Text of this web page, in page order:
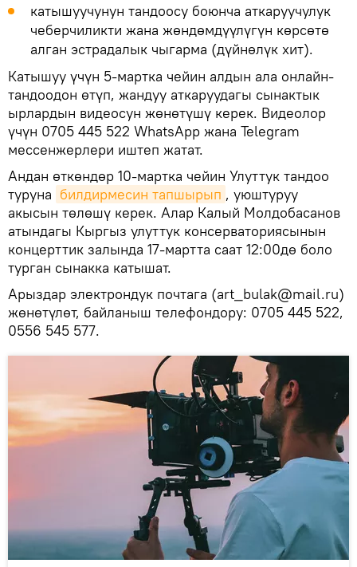
катышуучунун тандоосу боюнча аткаруучулук
чеберчиликти жана жөндөмдүүлүгүн көрсөтө
алган эстрадалык чыгарма (дүйнөлүк хит).
Катышуу үчүн 5-мартка чейин алдын ала онлайн-
тандоодон өтүп, жандуу аткаруудагы сынактык
ырлардын видеосун жөнөтүшү керек. Видеолор
үчүн 0705 445 522 WhatsApp жана Telegram
мессенжерлери иштеп жатат.
Андан өткөндөр 10-мартка чейин Улуттук тандоо
туруна билдирмесин тапшырып , уюштуруу
акысын төлөшү керек. Алар Калый Молдобасанов
атындагы Кыргыз улуттук консерваториясынын
концерттик залында 17-мартта саат 12:00дө боло
турган сынакка катышат.
Арыздар электрондук почтага (art_bulak@mail.ru)
жөнөтүлөт, байланыш телефондору: 0705 445 522,
0556 545 577.